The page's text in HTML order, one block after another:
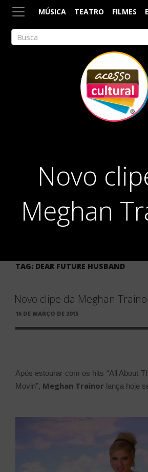
MÚSICA TEATRO FILMES
Novo
Meghan
TAG: DEAR FUTURE HUSBAND
Novo clipe da Meghan
PUBLICADO
16 DE MARÇO DE 2015
Após estourar com os hits “All About
Movin”, Meghan Trainor lança hoje